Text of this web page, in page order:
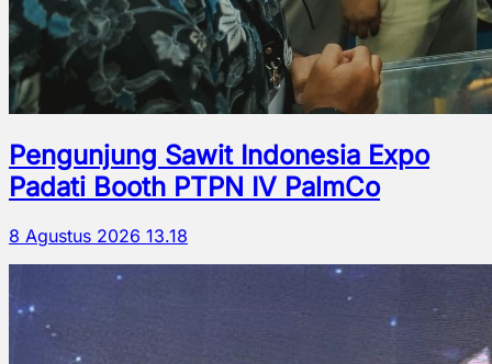
Pengunjung Sawit Indonesia Expo
Padati Booth PTPN IV PalmCo
8 Agustus 2026 13.18